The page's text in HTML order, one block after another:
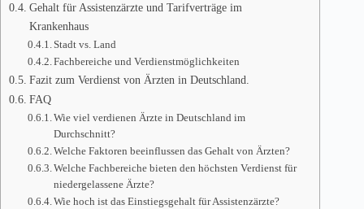
Gehalt für Assistenzärzte und Tarifverträge im
Krankenhaus
Stadt vs. Land
Fachbereiche und Verdienstmöglichkeiten
Fazit zum Verdienst von Ärzten in Deutschland.
FAQ
Wie viel verdienen Ärzte in Deutschland im
Durchschnitt?
Welche Faktoren beeinflussen das Gehalt von Ärzten?
Welche Fachbereiche bieten den höchsten Verdienst für
niedergelassene Ärzte?
Wie hoch ist das Einstiegsgehalt für Assistenzärzte?